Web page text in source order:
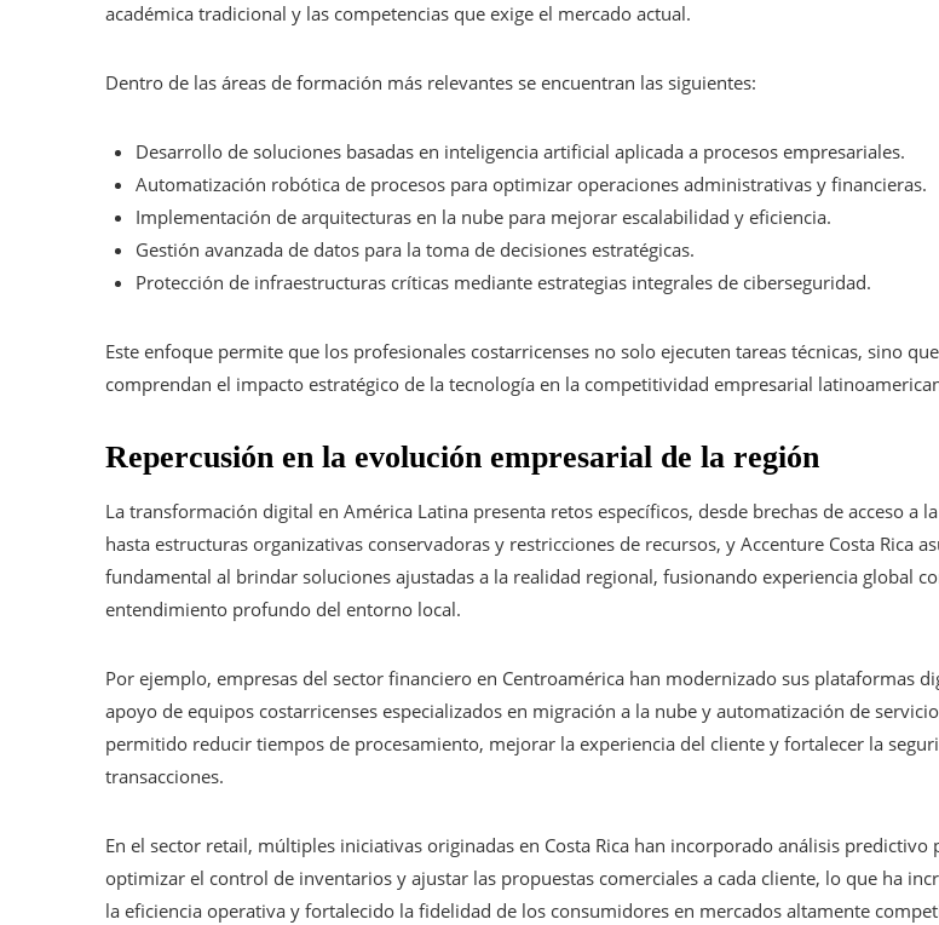
académica tradicional y las competencias que exige el mercado actual.
Dentro de las áreas de formación más relevantes se encuentran las siguientes:
Desarrollo de soluciones basadas en inteligencia artificial aplicada a procesos empresariales.
Automatización robótica de procesos para optimizar operaciones administrativas y financieras.
Implementación de arquitecturas en la nube para mejorar escalabilidad y eficiencia.
Gestión avanzada de datos para la toma de decisiones estratégicas.
Protección de infraestructuras críticas mediante estrategias integrales de ciberseguridad.
Este enfoque permite que los profesionales costarricenses no solo ejecuten tareas técnicas, sino que
comprendan el impacto estratégico de la tecnología en la competitividad empresarial
Repercusión en la evolución empresarial de la región
La transformación digital en América Latina presenta retos específicos, desde brechas de acceso a
hasta estructuras organizativas conservadoras y restricciones de recursos, y Accenture Costa Rica
fundamental al brindar soluciones ajustadas a la realidad regional, fusionando experiencia global
entendimiento profundo del entorno local.
Por ejemplo, empresas del sector financiero en Centroamérica han modernizado sus plataformas
apoyo de equipos costarricenses especializados en migración a la nube y automatización de
permitido reducir tiempos de procesamiento, mejorar la experiencia del cliente y fortalecer la
transacciones.
En el sector retail, múltiples iniciativas originadas en Costa Rica han incorporado análisis predictivo
optimizar el control de inventarios y ajustar las propuestas comerciales a cada cliente, lo que ha
la eficiencia operativa y fortalecido la fidelidad de los consumidores en mercados altamente